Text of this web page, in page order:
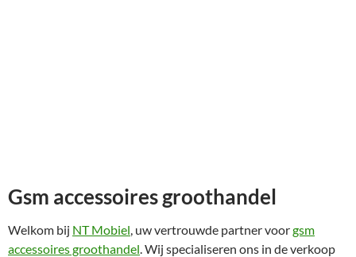
Gsm accessoires groothandel
Welkom bij NT Mobiel, uw vertrouwde partner voorgsm
accessoires groothandel. Wij specialiseren ons in de verkoop